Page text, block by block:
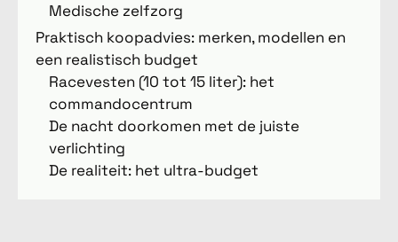
Medische zelfzorg
Praktisch koopadvies: merken, modellen en
een realistisch budget
Racevesten (10 tot 15 liter): het
commandocentrum
De nacht doorkomen met de juiste
verlichting
De realiteit: het ultra-budget